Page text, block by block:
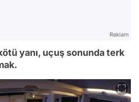
Reklam
yanı, uçuş sonunda terk